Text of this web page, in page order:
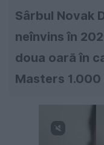
Sârbul Novak
neînvins în
doua oară în
Masters